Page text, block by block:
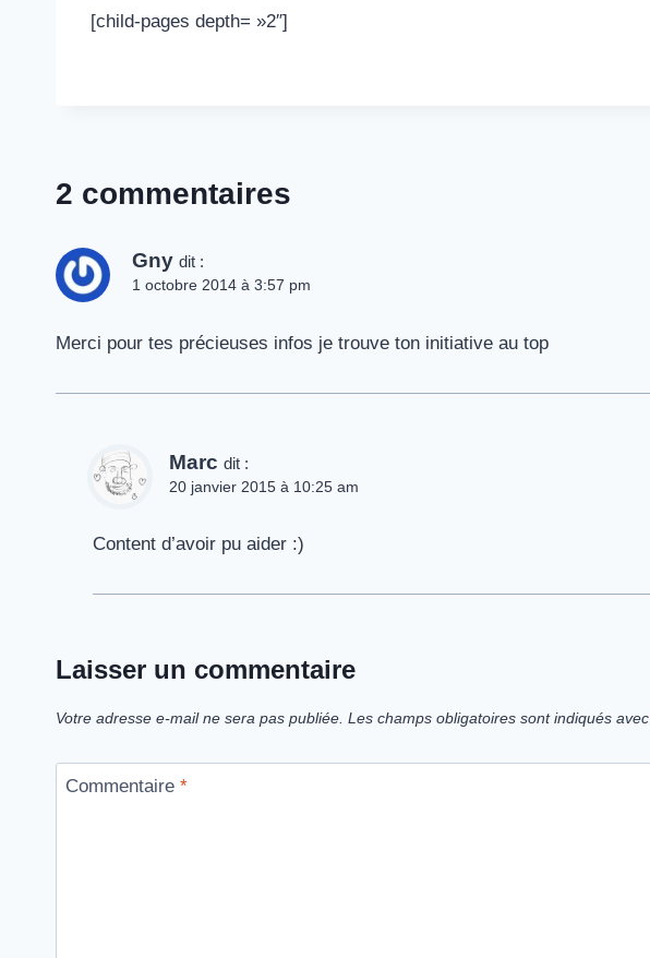
[child-pages depth= »2″]
2 commentaires
Gny dit :
1 octobre 2014 à 3:57 pm
Merci pour tes précieuses infos je trouve ton initiative au top
Marc dit :
20 janvier 2015 à 10:25 am
Content d’avoir pu aider :)
Laisser un commentaire
Votre adresse e-mail ne sera pas publiée. Les champs obligatoires sont indiqués avec
Commentaire *